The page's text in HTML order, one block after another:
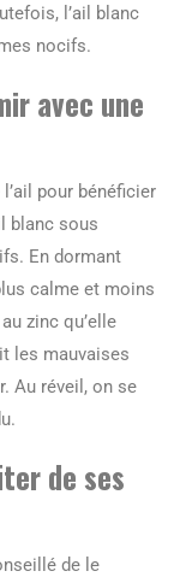
l’ail blanc
nocifs.
avec une
pour bénéficier
blanc sous
En dormant
calme et moins
zinc qu’elle
les mauvaises
Au réveil, on se
de ses
de le